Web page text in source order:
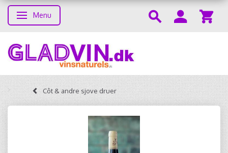
Toggle navigation
Menu
Côt & andre sjove druer